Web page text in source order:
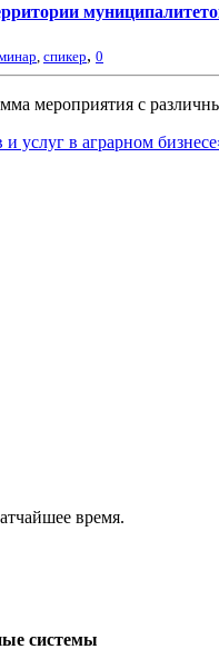
, спикер, 0
мероприятия с
услуг в аграрном
время.
системы